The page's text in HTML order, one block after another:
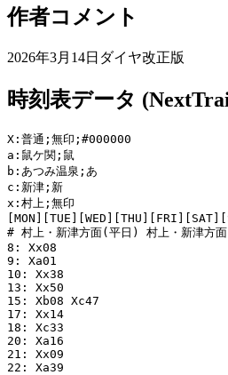
作者コメント
2026年3月14日ダイヤ改正版
時刻表データ
X:普通;無印;#000000
a:鼠ケ関;鼠
b:あつみ温泉;あ
c:新津;新
x:村上;無印
# 村上・新津方面(平日) 村上・新津方
8: Xx08
9: Xa01
10: Xx38
13: Xx50
15: Xb08 Xc47
17: Xx14
18: Xc33
20: Xa16
21: Xx09
22: Xa39